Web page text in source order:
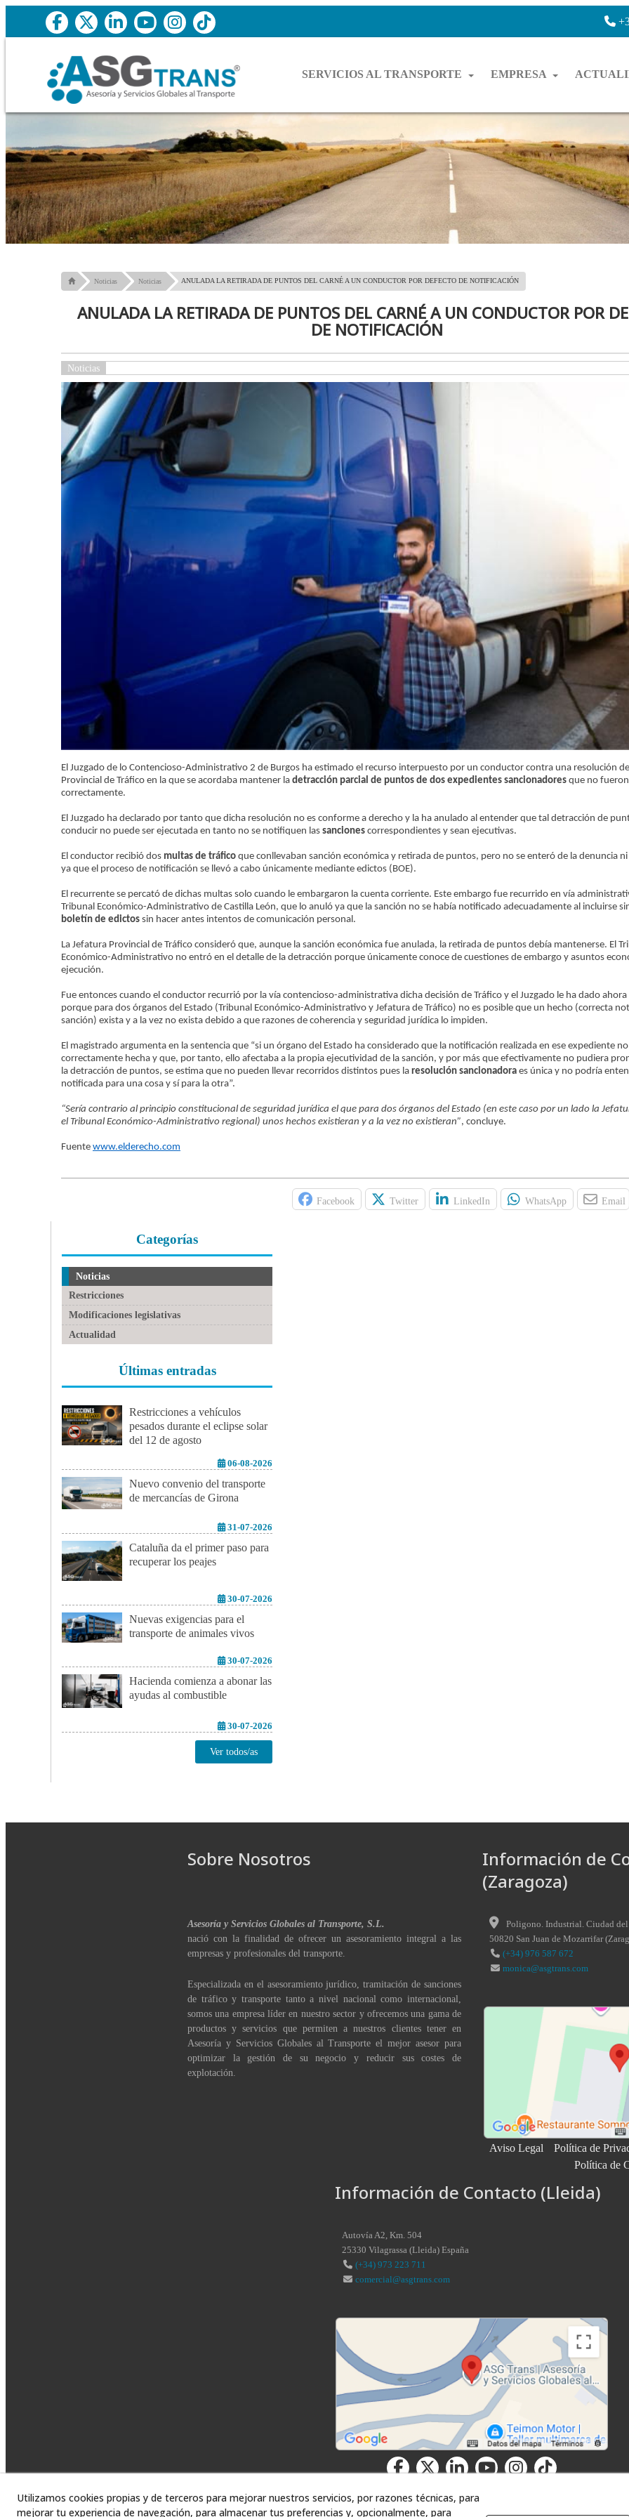
SERVICIOS AL TRANSPORTE EMPRESA
Noticias Noticias ANULADA LA RETIRADA DE PUNTOS DEL CARNÉ A UN CONDUCTOR POR DEFECTO DE NOTIFICACIÓN
ANULADA LA RETIRADA DE PUNTOS DEL CARNÉ A UN CONDUCTOR POR
DE NOTIFICACIÓN
Noticias
El Juzgado de lo Contencioso-Administrativo 2 de Burgos ha estimado el recurso interpuesto por un conductor contra una resolución
Provincial de Tráfico en la que se acordaba mantener la detracción parcial de puntos de dos expedientes sancionadores que no
correctamente.
El Juzgado ha declarado por tanto que dicha resolución no es conforme a derecho y la ha anulado al entender que tal detracción de
conducir no puede ser ejecutada en tanto no se notifiquen las sanciones correspondientes y sean ejecutivas.
El conductor recibió dos multas de tráfico que conllevaban sanción económica y retirada de puntos, pero no se enteró de la denuncia ni
ya que el proceso de notificación se llevó a cabo únicamente mediante edictos (BOE).
El recurrente se percató de dichas multas solo cuando le embargaron la cuenta corriente. Este embargo fue recurrido en vía
Tribunal Económico-Administrativo de Castilla León, que lo anuló ya que la sanción no se había notificado adecuadamente al incluirse
boletín de edictos sin hacer antes intentos de comunicación personal.
La Jefatura Provincial de Tráfico consideró que, aunque la sanción económica fue anulada, la retirada de puntos debía mantenerse. El
Económico-Administrativo no entró en el detalle de la detracción porque únicamente conoce de cuestiones de embargo y asuntos
ejecución.
Fue entonces cuando el conductor recurrió por la vía contencioso-administrativa dicha decisión de Tráfico y el Juzgado le ha dado ahora
porque para dos órganos del Estado (Tribunal Económico-Administrativo y Jefatura de Tráfico) no es posible que un hecho (correcta
sanción) exista y a la vez no exista debido a que razones de coherencia y seguridad jurídica lo impiden.
El magistrado argumenta en la sentencia que “si un órgano del Estado ha considerado que la notificación realizada en ese expediente
correctamente hecha y que, por tanto, ello afectaba a la propia ejecutividad de la sanción, y por más que efectivamente no pudiera
la detracción de puntos, se estima que no pueden llevar recorridos distintos pues la resolución sancionadora es única y no podría
notificada para una cosa y sí para la otra”.
“Sería contrario al principio constitucional de seguridad jurídica el que para dos órganos del Estado (en este caso por un lado la
el Tribunal Económico-Administrativo regional) unos hechos existieran y a la vez no existieran”, concluye.
Fuente www.elderecho.com
Facebook Twitter LinkedIn WhatsApp Email
Categorías
Noticias
Restricciones
Modificaciones legislativas
Actualidad
Últimas entradas
Restricciones a vehículos
pesados durante el eclipse solar
del 12 de agosto
06-08-2026
Nuevo convenio del transporte
de mercancías de Girona
31-07-2026
Cataluña da el primer paso para
recuperar los peajes
30-07-2026
Nuevas exigencias para el
transporte de animales vivos
30-07-2026
Hacienda comienza a abonar las
ayudas al combustible
30-07-2026
Ver todos/as
Sobre Nosotros
Asesoría y Servicios Globales al Transporte, S.L.
nació con la finalidad de ofrecer un asesoramiento integral a las
empresas y profesionales del transporte.
Especializada en el asesoramiento jurídico, tramitación de sanciones
de tráfico y transporte tanto a nivel nacional como internacional,
somos una empresa líder en nuestro sector y ofrecemos una gama de
productos y servicios que permiten a nuestros clientes tener en
Asesoría y Servicios Globales al Transporte el mejor asesor para
optimizar la gestión de su negocio y reducir sus costes de
explotación.
Información de
(Zaragoza)
Poligono. Industrial. Ciudad
50820 San Juan de Mozarrifar(
(+34) 976 587 672
monica@asgtrans.com
Aviso Legal Política de
Política de
Información de Contacto (Lleida)
Autovía A2, Km. 504
25330 Vilagrassa (Lleida) España
(+34) 973 223 711
comercial@asgtrans.com
Utilizamos cookies propias y de terceros para mejorar nuestros servicios, por razones técnicas, para
mejorar tu experiencia de navegación, para almacenar tus preferencias y, opcionalmente, para